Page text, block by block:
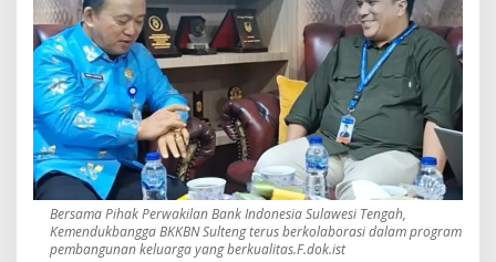
W
u
j
u
d
k
a
n
K
e
l
u
a
Bersama Pihak Perwakilan Bank Indonesia Sulawesi Tengah,
Kemendukbangga BKKBN Sulteng terus berkolaborasi dalam program
pembangunan keluarga yang berkualitas.F.dok.ist